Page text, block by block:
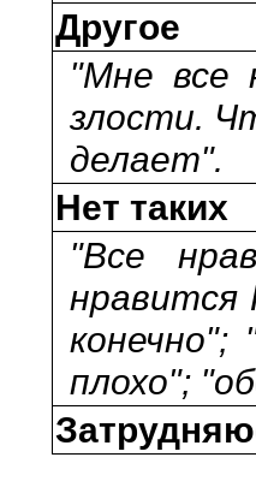
Другое
"Мне все
злости.
делает".
Нет таких
"Все
нравится
конечно";
плохо";